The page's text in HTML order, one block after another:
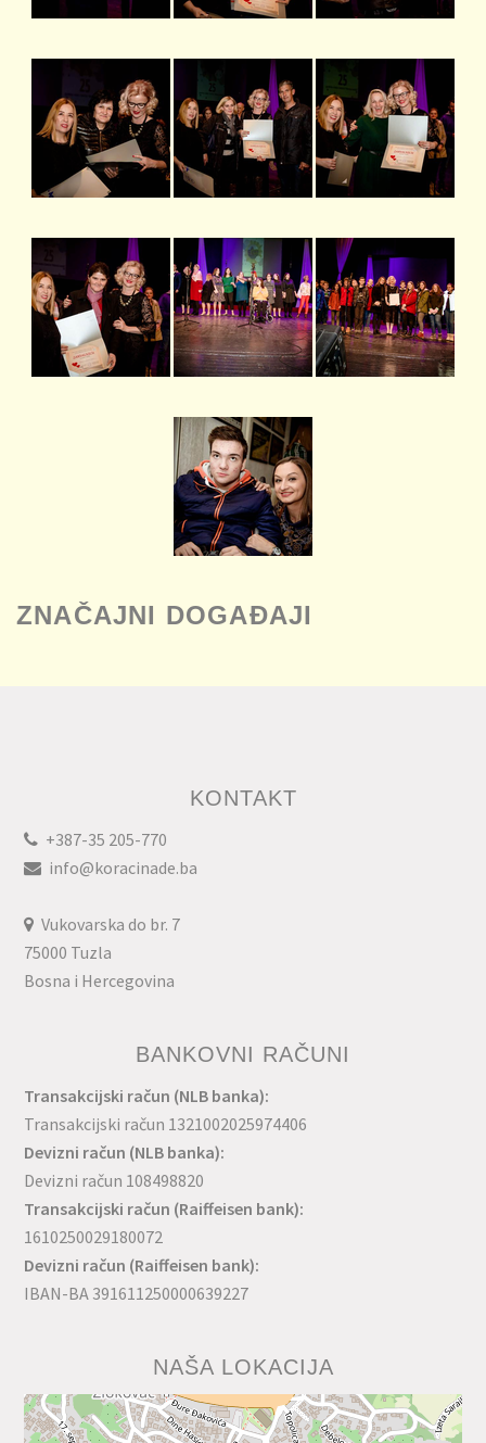
ZNAČAJNI DOGAĐAJI
KONTAKT
+387-35 205-770
info@koracinade.ba
Vukovarska do br. 7
75000 Tuzla
Bosna i Hercegovina
BANKOVNI RAČUNI
Transakcijski račun (NLB banka):
Transakcijski račun 1321002025974406
Devizni račun (NLB banka):
Devizni račun 108498820
Transakcijski račun (Raiffeisen bank):
1610250029180072
Devizni račun (Raiffeisen bank):
IBAN-BA 391611250000639227
NAŠA LOKACIJA